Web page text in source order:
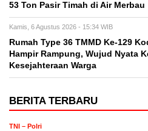
53 Ton Pasir Timah di Air Merbau
Kamis, 6 Agustus 2026 - 15:34 WIB
Rumah Type 36 TMMD Ke-129
Hampir Rampung, Wujud Nyata
Kesejahteraan Warga
BERITA TERBARU
TNI – Polri